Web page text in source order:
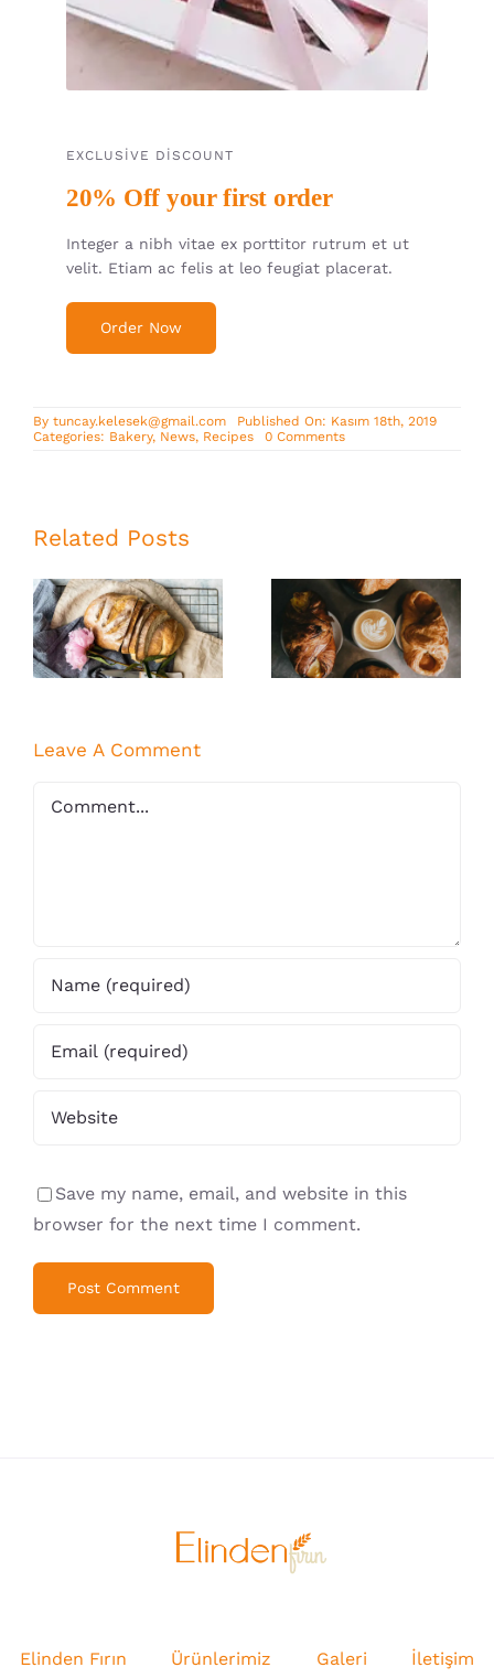
EXCLUSIVE DISCOUNT
20% Off your first order
Integer a nibh vitae ex porttitor rutrum et ut
velit. Etiam ac felis at leo feugiat placerat.
Order Now
By tuncay.kelesek@gmail.com
Published On: Kasım 18th, 2019
Categories: Bakery, News, Recipes 0 Commentson
Related Posts
Whole grain
bread for your
Homemade
Croissant with
Leave A Comment
Save my name, email, and website in this
browser for the next time I comment.
Elinden Fırın Ürünlerimiz Galeri İletişim